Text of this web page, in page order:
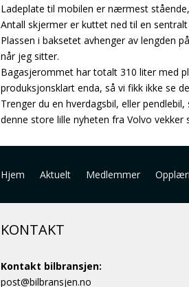
Ladeplate til mobilen er nærmest
Antall skjermer er kuttet ned til en
Plassen i baksetet avhenger av lengden
når jeg sitter.
Bagasjerommet har totalt 310 liter med
produksjonsklart enda, så vi fikk ikke se
Trenger du en hverdagsbil, eller
denne store lille nyheten fra Volvo vekker
Hjem Aktuelt Medlemmer
KONTAKT
Kontakt bilbransjen:
post@bilbransjen.no